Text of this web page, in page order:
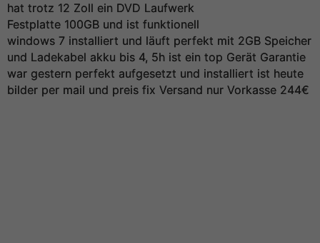
hat trotz 12 Zoll ein DVD Laufwerk
Festplatte 100GB und ist funktionell
windows 7 installiert und läuft perfekt mit 2GB Speicher
und Ladekabel akku bis 4, 5h ist ein top Gerät Garantie
war gestern perfekt aufgesetzt und installiert ist heute
bilder per mail und preis fix Versand nur Vorkasse 244€